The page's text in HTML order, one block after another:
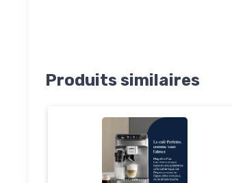
Produits similaires